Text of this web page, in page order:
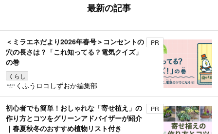
最新の記事
＜ミラエネだより2026年春号＞コンセントの
穴の長さは？「これ知ってる？電気クイズ」
の巻
くらし
PR
くふうロコしずおか編集部
初心者でも簡単！おしゃれな「寄せ植え」の
作り方とコツをグリーンアドバイザーが紹介
｜春夏秋冬のおすすめ植物リスト付き
PR